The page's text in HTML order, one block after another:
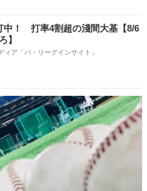
中！ 打率4割超の淺間大基【8/6
】
ィア「パ・リーグインサイト」